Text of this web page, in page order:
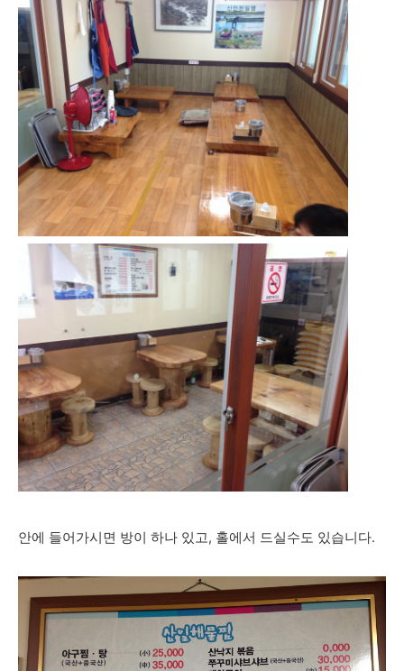
안에 들어가시면 방이 하나 있고, 홀에서 드실수도 있습니다.